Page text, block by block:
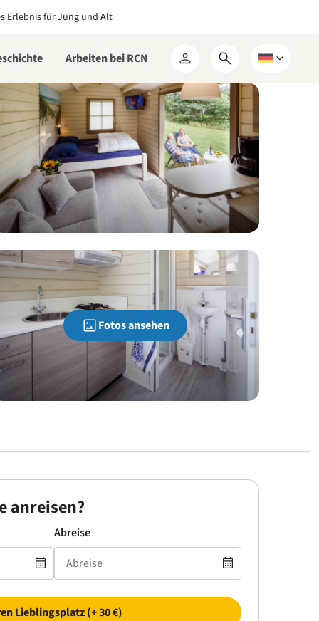
Erlebnis für Jung und Alt
Arbeiten bei RCN
Mein
RCN
Suchformular
öffnen
Wählen
eine
Fotos ansehen
anreisen?
Abreise
Lieblingsplatz (+ 30 €)